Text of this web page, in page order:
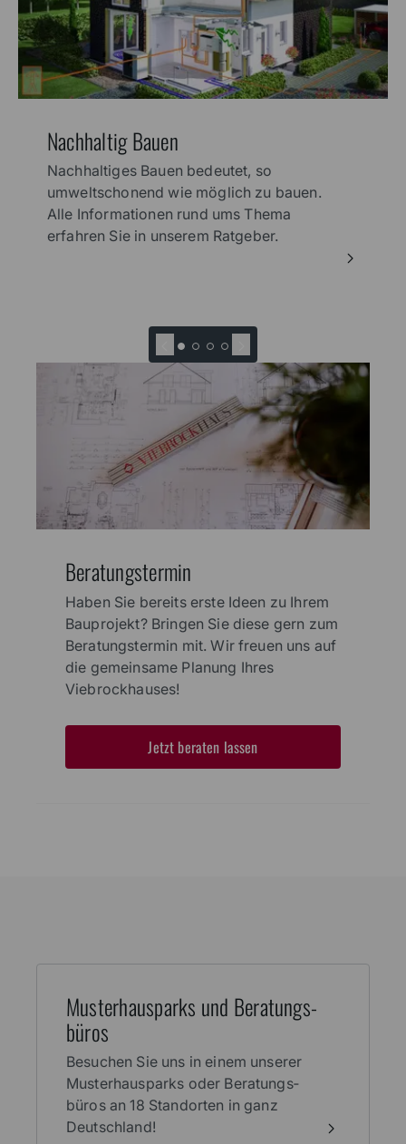
Nachhaltig Bauen
Nachhaltiges Bauen bedeutet, so
umweltschonend wie möglich zu bauen.
Alle Informationen rund ums Thema
erfahren Sie in unserem Ratgeber.
Beratungstermin
Haben Sie bereits erste Ideen zu Ihrem
Bauprojekt? Bringen Sie diese gern zum
Beratungstermin mit. Wir freuen uns auf
die gemeinsame Planung Ihres
Viebrockhauses!
Jetzt beraten lassen
Muster­haus­parks und Beratungs­
büros
Besuchen Sie uns in einem unserer
Muster­haus­parks oder Beratungs­
büros an 18 Stand­orten in ganz
Deutschland!